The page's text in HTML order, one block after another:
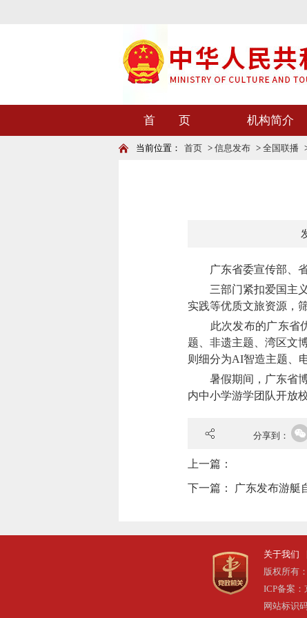
首 页 机构简介
当前位置： 首页 > 信息发布 > 全国联播
广东省委宣传部、省
三部门紧扣爱国主义
实践等优质文旅资源，
此次发布的广东省优
题、非遗主题、湾区文
则细分为AI智造主题、
暑假期间，广东省博
内中小学游学团队开放
分享到：
上一篇：
下一篇： 广东发布游艇